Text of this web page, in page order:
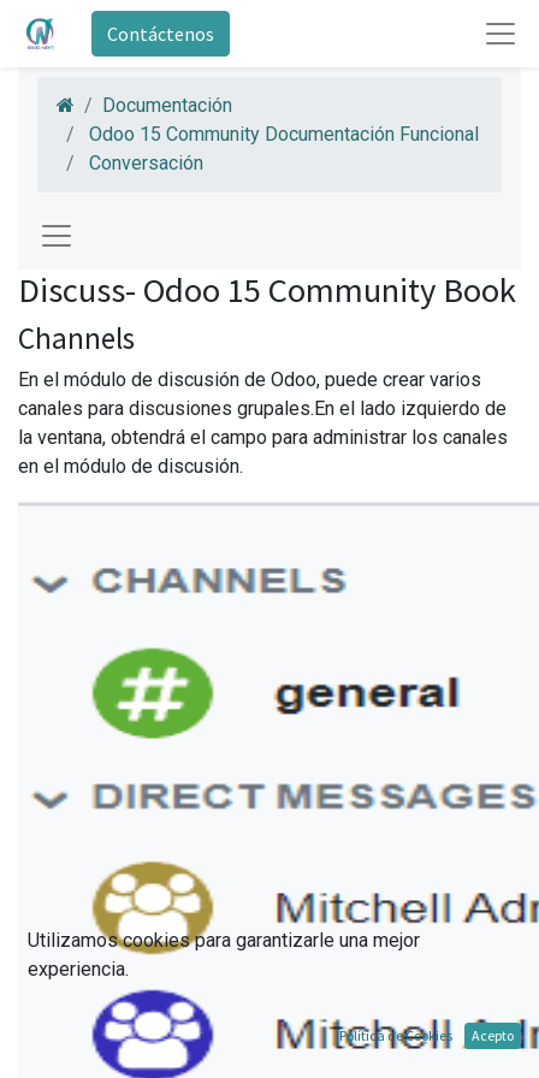
Contáctenos
Documentación
Odoo 15 Community Documentación Funcional
Conversación
Discuss- Odoo 15 Community Book
Channels
En el módulo de discusión de Odoo, puede crear varios
canales para discusiones grupales.En el lado izquierdo de
la ventana, obtendrá el campo para administrar los canales
en el módulo de discusión.
Utilizamos cookies para garantizarle una mejor
experiencia.
Política de Cookies Acepto